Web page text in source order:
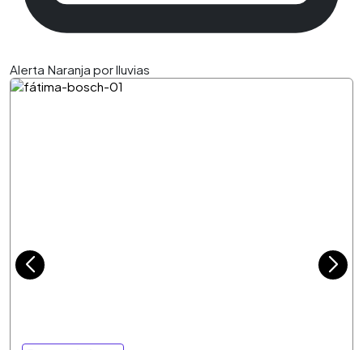
Alerta Naranja por lluvias